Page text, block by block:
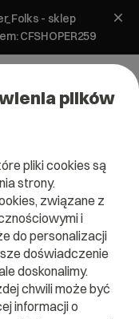
- sklep
CFSHOPER259
plików
pliki cookies są
strony.
związane z
i
do personalizacji
doświadczenie
doskonalimy.
chwili może być
informacji o